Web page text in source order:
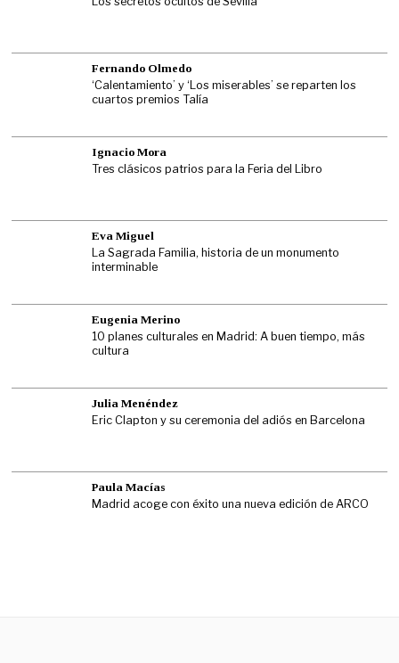
Fernando Olmedo
‘Calentamiento’ y ‘Los miserables’ se reparten los
cuartos premios Talía
Ignacio Mora
Tres clásicos patrios para la Feria del Libro
Eva Miguel
La Sagrada Familia, historia de un monumento
interminable
Eugenia Merino
10 planes culturales en Madrid: A buen tiempo, más
cultura
Julia Menéndez
Eric Clapton y su ceremonia del adiós en Barcelona
Paula Macías
Madrid acoge con éxito una nueva edición de ARCO